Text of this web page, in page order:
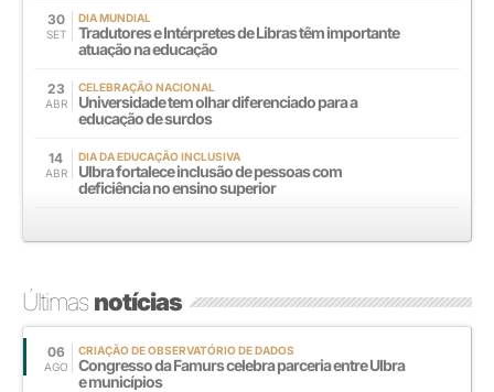
30
SET
DIA MUNDIAL
Tradutores e Intérpretes de Libras têm importante
atuação na educação
23
ABR
CELEBRAÇÃO NACIONAL
Universidade tem olhar diferenciado para a
educação de surdos
14
ABR
DIA DA EDUCAÇÃO INCLUSIVA
Ulbra fortalece inclusão de pessoas com
deficiência no ensino superior
Últimasnotícias
06
AGO
CRIAÇÃO DE OBSERVATÓRIO DE DADOS
Congresso da Famurs celebra parceria entre Ulbra
e municípios